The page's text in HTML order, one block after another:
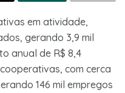
em atividade,
gerando 3,9 mil
anual de R$ 8,4
com cerca
146 mil empregos